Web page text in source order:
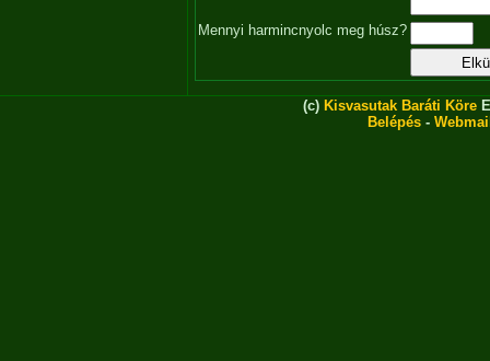
Mennyi harmincnyolc meg húsz?
(c) Kisvasutak Baráti Köre
Belépés -